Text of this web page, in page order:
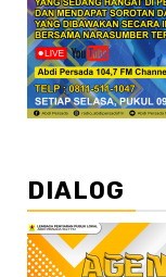
DIALOG